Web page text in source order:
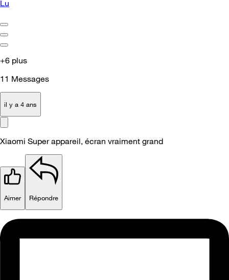
Lu
+6 plus
11 Messages
il y a 4 ans
Xiaomi Super appareil, écran vraiment grand
Aimer Répondre